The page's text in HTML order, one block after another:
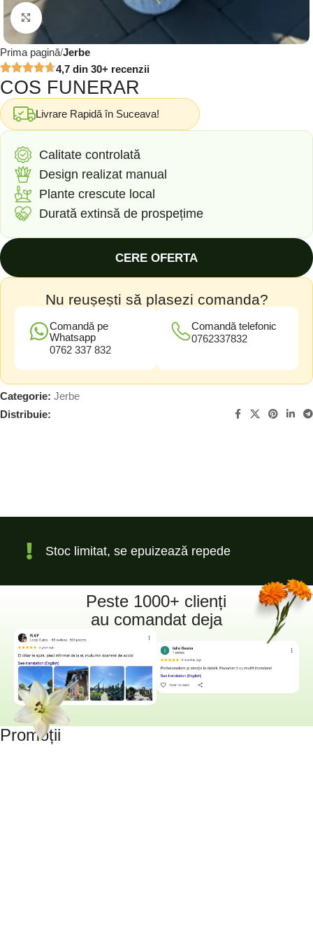
Click to enlarge
Prima pagină Jerbe
4,7 din 30+ recenzii
COS FUNERAR
Livrare Rapidă în Suceava!
Calitate controlată
Design realizat manual
Plante crescute local
Durată extinsă de prospețime
CERE OFERTA
Nu reușești să plasezi comanda?
Comandă pe
Whatsapp
0762 337 832
Comandă telefonic
0762337832
Categorie: Jerbe
Distribuie:
Stoc limitat, se epuizează repede
Peste 1000+ clienți
au comandat deja
Promoții